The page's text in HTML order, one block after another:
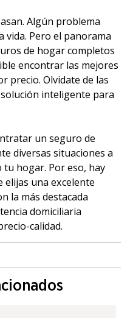
Algún problema
vida. Pero el panorama
de hogar completos
encontrar las mejores
precio. Olvidate de las
inteligente para
un seguro de
diversas situaciones a
hogar. Por eso, hay
elijas una excelente
la más destacada
domiciliaria
calidad.